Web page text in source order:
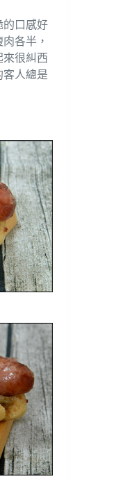
的口感好
各半，
來很糾西
客人總是